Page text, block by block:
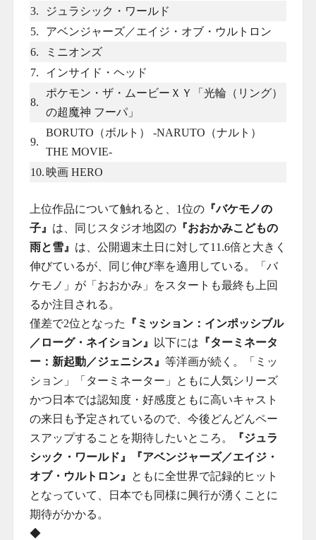
3.
ジュラシック・ワールド
5.
アベンジャーズ／エイジ・オブ・ウルトロン
6.
ミニオンズ
7.
インサイド・ヘッド
8.
ポケモン・ザ・ムービーＸＹ「光輪（リング）
の超魔神 フーパ」
9.
BORUTO（ボルト） -NARUTO（ナルト）
THE MOVIE-
10. 映画 HERO
上位作品について触れると、1位の『バケモノの
子』 は、同じスタジオ地図の『おおかみこどもの
雨と雪』 は、公開週末土日に対して11.6倍と大きく
伸びているが、同じ伸び率を適用している。「バ
ケモノ」が「おおかみ」をスタートも最終も上回
るか注目される。
僅差で2位となった
『ミッション：インポッシブル
／ローグ・ネイション』
以下には 『ターミネータ
ー：新起動／ジェニシス』 等洋画が続く。「ミッ
ション」「ターミネーター」ともに人気シリーズ
かつ日本では認知度・好感度ともに高いキャスト
の来日も予定されているので、今後どんどんペー
スアップすることを期待したいところ。
『ジュラ
シック・ワールド』『アベンジャーズ／エイジ・
オブ・ウルトロン』
ともに全世界で記録的ヒット
となっていて、日本でも同様に興行が湧くことに
期待がかかる。
◆